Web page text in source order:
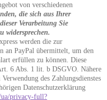
von verschiedenen
die sich aus Ihrer
Verarbeitung Sie
widersprechen.
werden die zur
an PayPal übermittelt, um den
erfüllen zu können. Diese
6 Abs. 1 lit. b DSGVO. Nähere
des Zahlungsdienstes
Datenschutzerklärung
ua/privacy-full?